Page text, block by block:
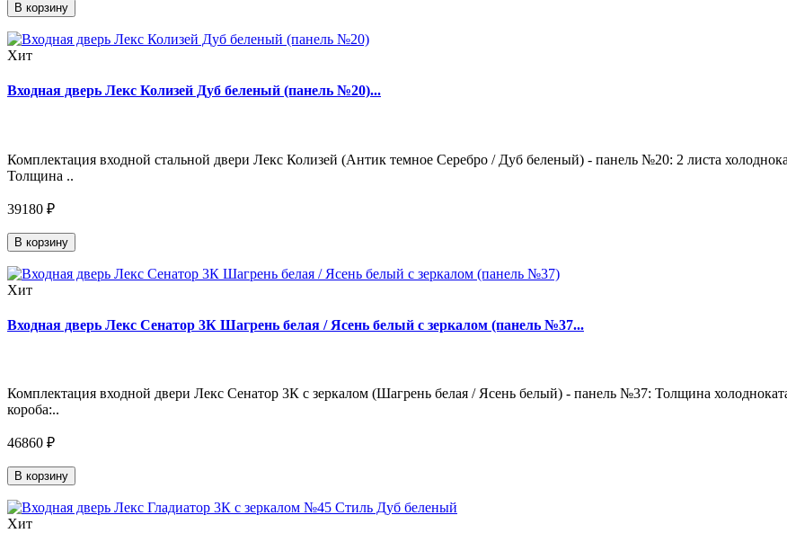
В корзину
Хит
Входная дверь Лекс Колизей Дуб беленый (панель №20)...
Комплектация входной стальной двери Лекс Колизей (Антик темное Серебро / Дуб беленый) - панель №20: 2 листа
Толщина ..
39180 ₽
В корзину
Хит
Входная дверь Лекс Сенатор 3К Шагрень белая / Ясень белый с зеркалом (панель №37...
Комплектация входной двери Лекс Сенатор 3К с зеркалом (Шагрень белая / Ясень белый) - панель №37: Толщина
короба:..
46860 ₽
В корзину
Хит